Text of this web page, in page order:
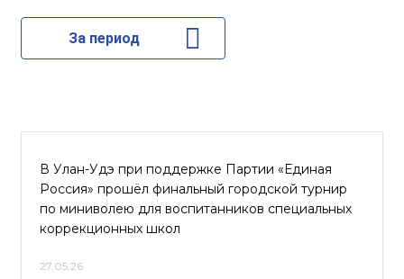
За период
В Улан-Удэ при поддержке Партии «Единая
Россия» прошёл финальный городской турнир
по миниволею для воспитанников специальных
коррекционных школ
27.05.26